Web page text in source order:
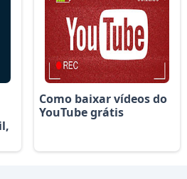
Como baixar vídeos do
YouTube grátis